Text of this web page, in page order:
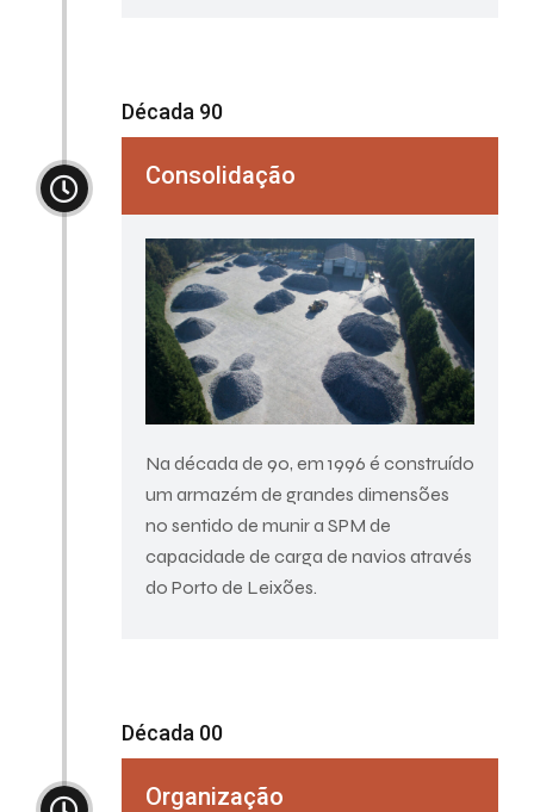
Década 90
Consolidação
Na década de 90, em 1996 é construído
um armazém de grandes dimensões
no sentido de munir a SPM de
capacidade de carga de navios através
do Porto de Leixões.
Década 00
Organização